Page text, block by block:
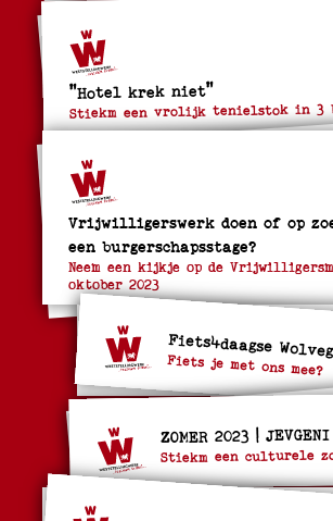
"Hotel krek niet"
Stiekm een vrolijk tenielstok in 3
Vrijwilligerswerk doen of op
een burgerschapsstage?
Neem een kijkje op de
oktober 2023
Fiets4daagse
Fiets je met ons mee?
ZOMER 2023 | JEVGENI
Stiekm een culturele